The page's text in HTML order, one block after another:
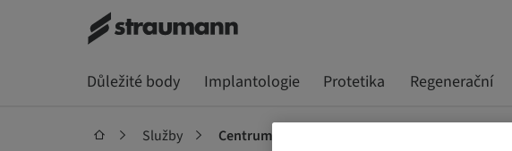
Důležité body Implantologie Protetika Regenerační
Služby Centrum se zdroji